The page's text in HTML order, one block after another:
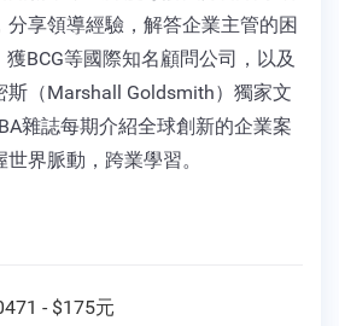
分享領導經驗，解答企業主管的困
BCG等國際知名顧問公司，以及
斯（Marshall Goldsmith）獨家文
雜誌每期介紹全球創新的企業案
界脈動，跨業學習。
- $175元